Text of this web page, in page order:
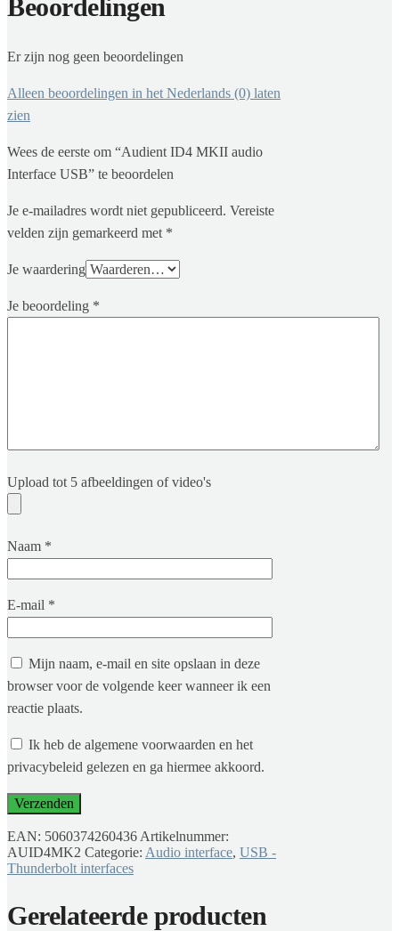
Beoordelingen
Er zijn nog geen beoordelingen
Alleen beoordelingen in het Nederlands (0) laten
zien
Wees de eerste om “Audient ID4 MKII audio
Interface USB” te beoordelen
Je e-mailadres wordt niet gepubliceerd. Vereiste
velden zijn gemarkeerd met *
Je waardering
Je beoordeling *
Upload tot 5 afbeeldingen of video's
Naam *
E-mail *
Mijn naam, e-mail en site opslaan in deze
browser voor de volgende keer wanneer ik een
reactie plaats.
Ik heb de algemene voorwaarden en het
privacybeleid gelezen en ga hiermee akkoord.
EAN: 5060374260436 Artikelnummer:
AUID4MK2 Categorie: Audio interface, USB -
Thunderbolt interfaces
Gerelateerde producten